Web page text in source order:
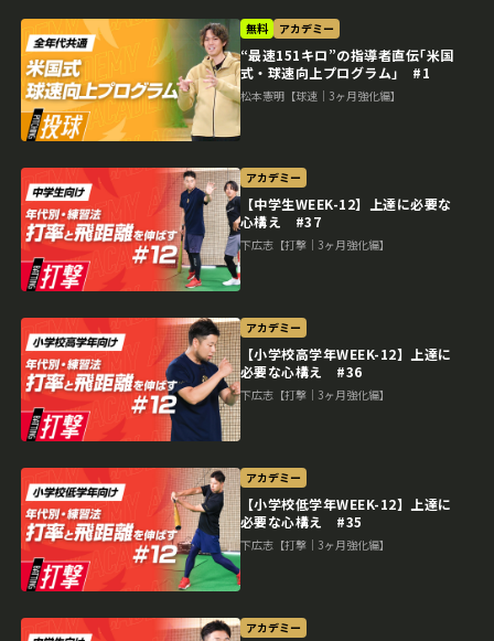
無料 アカデミー
“最速151キロ”の指導者直伝｢米国
式・球速向上プログラム｣ #1
松本憲明【球速｜3ヶ月強化編】
アカデミー
【中学生WEEK-12】上達に必要な
心構え #37
下広志【打撃｜3ヶ月強化編】
アカデミー
【小学校高学年WEEK-12】上達に
必要な心構え #36
下広志【打撃｜3ヶ月強化編】
アカデミー
【小学校低学年WEEK-12】上達に
必要な心構え #35
下広志【打撃｜3ヶ月強化編】
アカデミー